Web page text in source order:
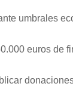
umbrales
euros de